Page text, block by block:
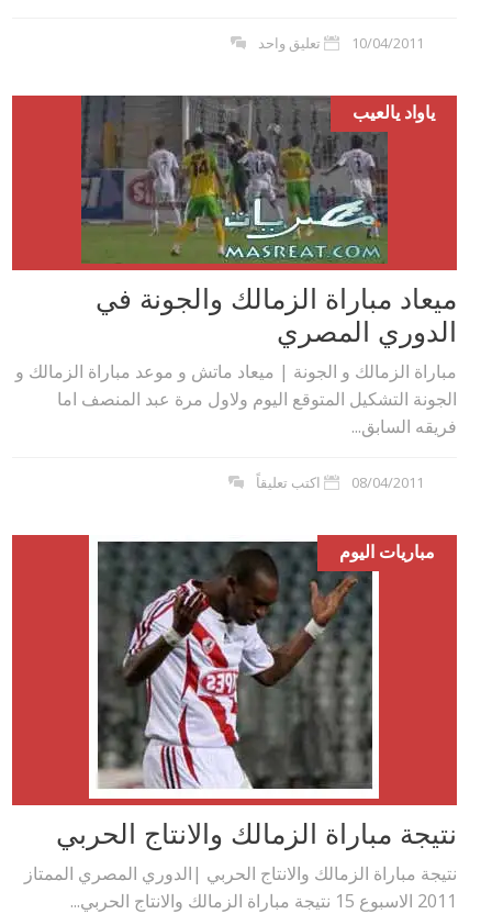
10/04/2011 تعليق واحد
ياواد يالعيب
ميعاد مباراة الزمالك والجونة في
الدوري المصري
مباراة الزمالك و الجونة | ميعاد ماتش و موعد مباراة الزمالك و
الجونة التشكيل المتوقع اليوم ولاول مرة عبد المنصف اما
فريقه السابق...
08/04/2011 اكتب تعليقاً
مباريات اليوم
نتيجة مباراة الزمالك والانتاج الحربي
نتيجة مباراة الزمالك والانتاج الحربي |الدوري المصري الممتاز
2011 الاسبوع 15 نتيجة مباراة الزمالك والانتاج الحربي...